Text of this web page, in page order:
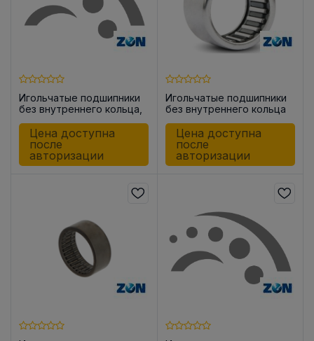
Игольчатые подшипники
без внутреннего кольца,
закрытые с одной
стороны BK1512
Цена доступна
после
авторизации
Игольчатые подшипники
без внутреннего кольца
HK0908
Цена доступна
после
авторизации